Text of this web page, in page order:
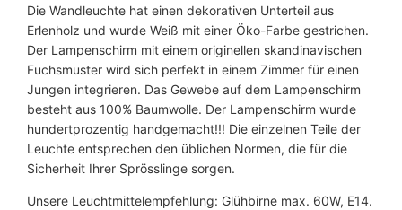
Die Wandleuchte hat einen dekorativen Unterteil aus
Erlenholz und wurde Weiß mit einer Öko-Farbe gestrichen.
Der Lampenschirm mit einem originellen skandinavischen
Fuchsmuster wird sich perfekt in einem Zimmer für einen
Jungen integrieren. Das Gewebe auf dem Lampenschirm
besteht aus 100% Baumwolle. Der Lampenschirm wurde
hundertprozentig handgemacht!!! Die einzelnen Teile der
Leuchte entsprechen den üblichen Normen, die für die
Sicherheit Ihrer Sprösslinge sorgen.
Unsere Leuchtmittelempfehlung: Glühbirne max. 60W, E14.